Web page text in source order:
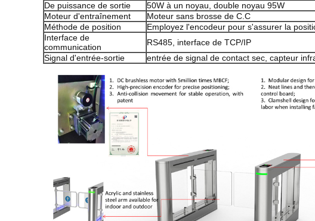
De puissance de sortie
50W à un noyau, double noyau 95W
Moteur d'entraînement
Moteur sans brosse de C.C
Méthode de position
Employez l'encodeur pour s'assurer la
Interface de
communication
RS485, interface de TCP/IP
Signal d'entrée-sortie
entrée de signal de contact sec, capteur